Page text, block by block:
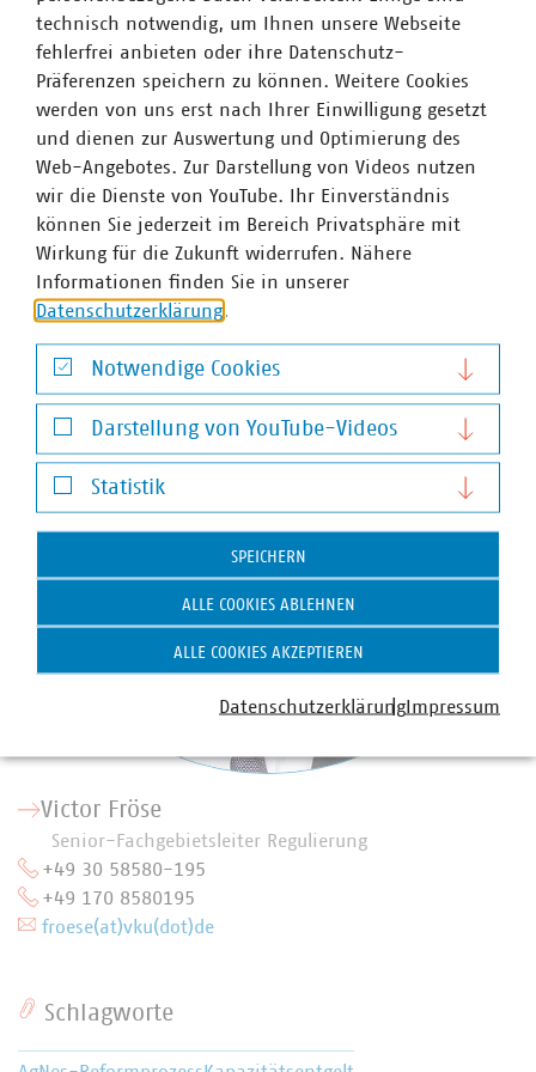
einfach umsetzbare und leistungsorientierte
Anreizkomponente für Einspeiser bereit. Es fördert
netzdienliches Verhalten von Einspeisern wirksam und
ermöglicht zugleich eine ihrer Systementlastung
angemessene Honorierung.
Ansprechpartner
Victor Fröse
Senior-Fachgebietsleiter Regulierung
+49 30 58580-195
+49 170 8580195
froese(at)vku(dot)de
Schlagworte
technisch notwendig, um Ihnen unsere Webseite
fehlerfrei anbieten oder ihre Datenschutz-
Präferenzen speichern zu können. Weitere Cookies
werden von uns erst nach Ihrer Einwilligung gesetzt
und dienen zur Auswertung und Optimierung des
Web-Angebotes. Zur Darstellung von Videos nutzen
wir die Dienste von YouTube. Ihr Einverständnis
können Sie jederzeit im Bereich Privatsphäre mit
Wirkung für die Zukunft widerrufen. Nähere
Informationen finden Sie in unserer
Datenschutzerklärung.
Notwendige Cookies
Notwendige Cookies
Darstellung von YouTube-Videos
Darstellung von YouTube-Videos
Statistik
Statistik
SPEICHERN
ALLE COOKIES ABLEHNEN
ALLE COOKIES AKZEPTIEREN
DatenschutzerklärungImpressum